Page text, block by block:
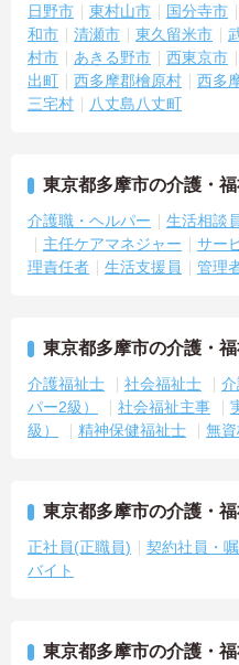
日野市
東村山市 国分寺市
和市
清瀬市 東久留米市
村市
あきる野市 西東京市
出町
西多摩郡檜原村 西多
三宅村
八丈島八丈町
東京都多摩市の介護・
介護職・ヘルパー 生活相談
主任ケアマネジャー
サー
理責任者
生活支援員 管理
東京都多摩市の介護・
介護福祉士 社会福祉士
パー2級）
社会福祉主事
級）
精神保健福祉士 無
東京都多摩市の介護・
正社員(正職員) 契約社員・
バイト
東京都多摩市の介護・